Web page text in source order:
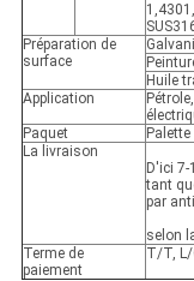
Préparation de
surface
Huile
Application
Paquet
La livraison
D'ici
tant
par
selon
Terme de
paiement
T/T, L/